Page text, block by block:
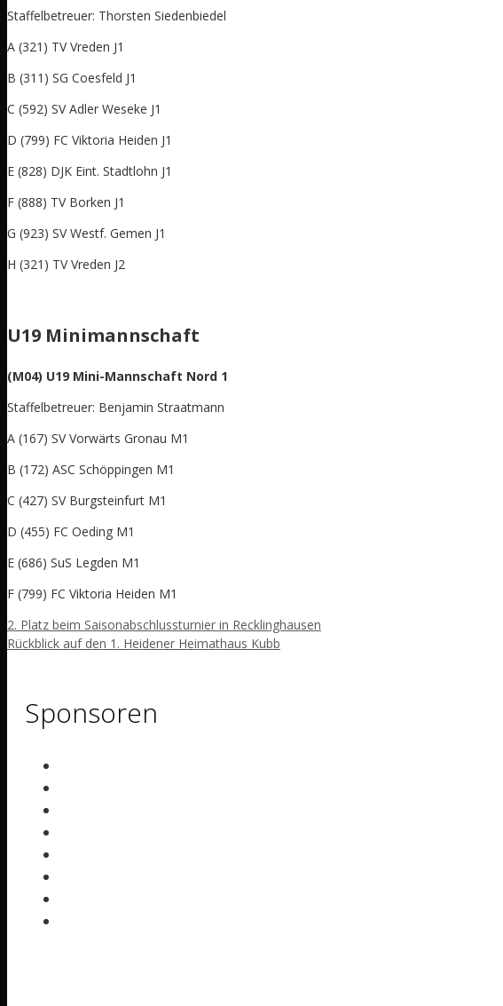
Staffelbetreuer: Thorsten Siedenbiedel
A (321) TV Vreden J1
B (311) SG Coesfeld J1
C (592) SV Adler Weseke J1
D (799) FC Viktoria Heiden J1
E (828) DJK Eint. Stadtlohn J1
F (888) TV Borken J1
G (923) SV Westf. Gemen J1
H (321) TV Vreden J2
U19 Minimannschaft
(M04) U19 Mini-Mannschaft Nord 1
Staffelbetreuer: Benjamin Straatmann
A (167) SV Vorwärts Gronau M1
B (172) ASC Schöppingen M1
C (427) SV Burgsteinfurt M1
D (455) FC Oeding M1
E (686) SuS Legden M1
F (799) FC Viktoria Heiden M1
2. Platz beim Saisonabschlussturnier in Recklinghausen
Rückblick auf den 1. Heidener Heimathaus Kubb
Sponsoren